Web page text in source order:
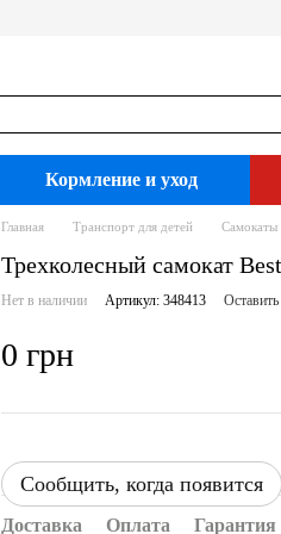
Кормление и уход
Главная Транспорт для детей Самокаты
Трехколесный самокат
Нет в наличии Артикул: 348413
0 грн
Сообщить, когда появится
Доставка Оплата Гарантия